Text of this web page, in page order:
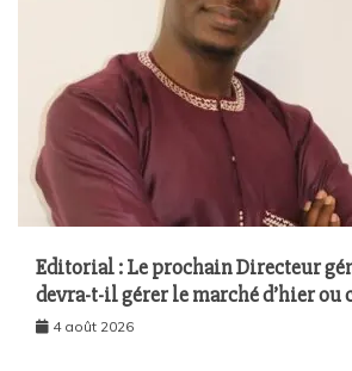
Editorial : Le prochain Directeur
devra-t-il gérer le marché d’hier ou
4 août 2026